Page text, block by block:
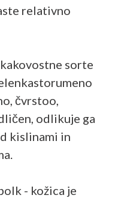
relativno
sorte
čvrstoo,
odlikuje ga
kislinami in
- kožica je